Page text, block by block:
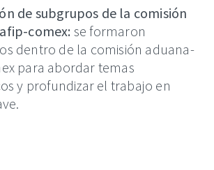
de subgrupos de la comisión
comex: se formaron
dentro de la comisión aduana-
para abordar temas
y profundizar el trabajo en